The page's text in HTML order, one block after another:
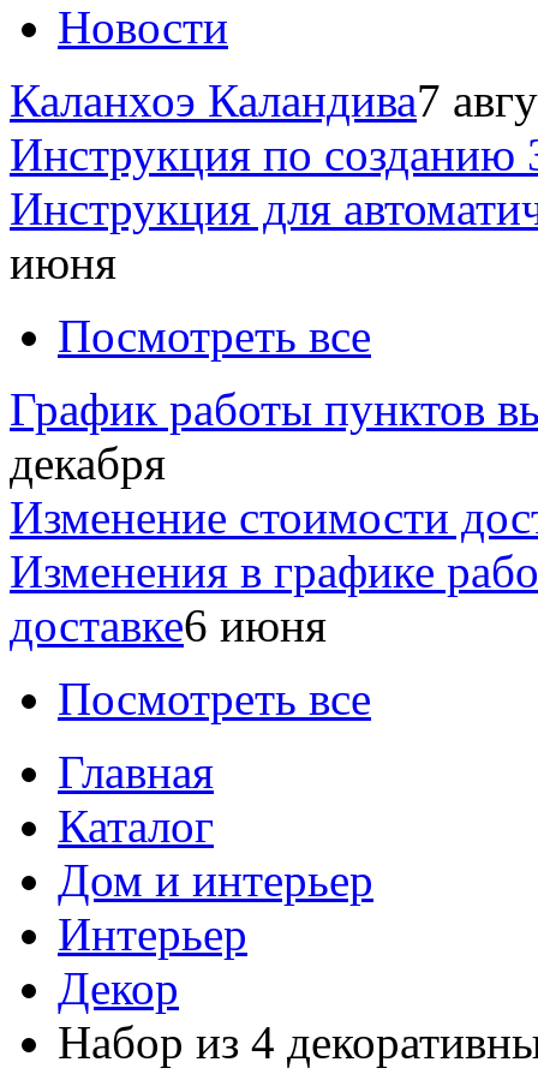
Новости
Каланхоэ Каландива7
Инструкция по созданию
Инструкция для
июня
Посмотреть все
График работы пунктов
декабря
Изменение стоимости
Изменения в графике
доставке6 июня
Посмотреть все
Главная
Каталог
Дом и интерьер
Интерьер
Декор
Набор из 4